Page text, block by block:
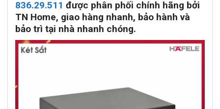
836.29.511 được phân phối chính hãng bởi
TN Home, giao hàng nhanh, bảo hành và
bảo trì tại nhà nhanh chóng.